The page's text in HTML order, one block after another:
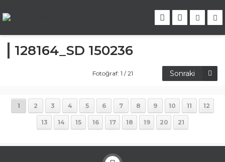
128164_SD 150236
Fotoğraf: 1 / 21 Sonraki
1 2 3 4 5 6 7 8 9 10 11 12
13 14 15 16 17 18 19 20 21